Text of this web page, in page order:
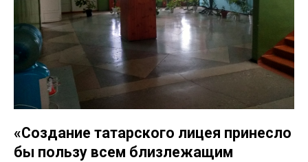
«Создание татарского лицея принесло
бы пользу всем близлежащим